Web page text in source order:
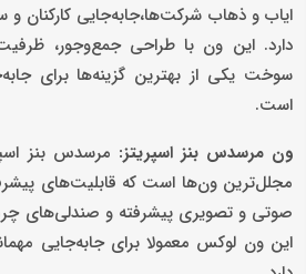
ایاب و ذهاب شرکت‌ها،جابه‌جایی کارکنان
دارد. این ون با طراحی جمع‌وجور،
سوخت یکی از بهترین گزینه‌ها برای
است.
ون مرسدس بنز اسپریتز: مرسدس بنز
مجلل‌ترین ون‌ها است که قابلیت‌های
صوتی و تصویری پیشرفته و صندلی‌های
این ون لوکس معمولا برای جابه‌جایی